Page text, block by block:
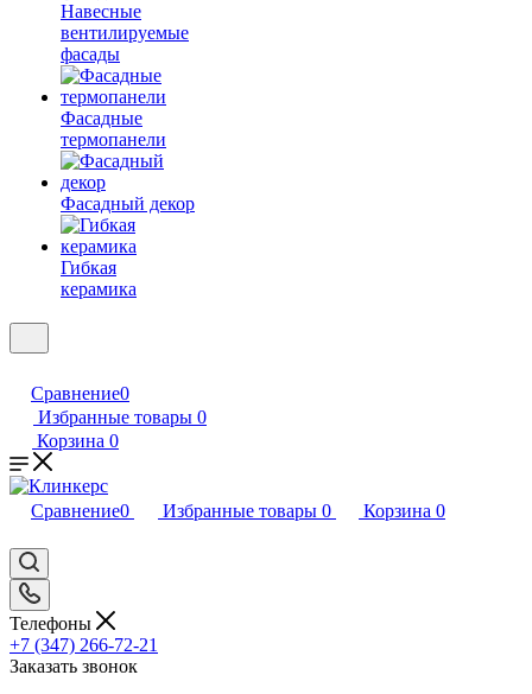
Навесные
вентилируемые
фасады
Фасадные
термопанели
Фасадный декор
Гибкая
керамика
Сравнение0
Избранные товары 0
Корзина 0
Сравнение0 Избранные товары 0 Корзина 0
Телефоны
+7 (347) 266-72-21
Заказать звонок